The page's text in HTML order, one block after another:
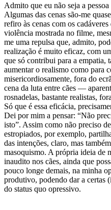
Admito que eu não seja a
Algumas das cenas são-me
refiro às cenas com os
violência mostrada no filme,
me uma repulsa que, admito,
realização é muito eficaz, com
que só contribui para a empatia,
aumentar o realismo como para
misericordiosamente, fora do
cena da luta entre cães —
rosnadelas, bastante realistas,
Só que é essa eficácia,
Dei por mim a pensar: “Não
isto”. Assim como não preciso
estropiados, por exemplo,
das intenções, claro, mas
masoquismo. A própria ideia de
inaudito nos cães, ainda que
pouco longe demais, na minha
produtivo, podendo dar a certas
do status quo opressivo.